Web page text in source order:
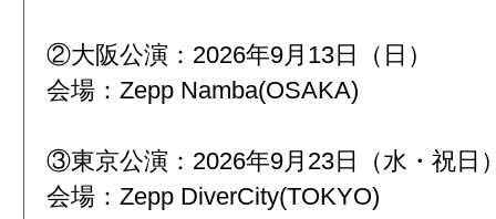
②大阪公演：2026年9月13日（日）
会場：Zepp Namba(OSAKA)
③東京公演：2026年9月23日（水・祝日
会場：Zepp DiverCity(TOKYO)